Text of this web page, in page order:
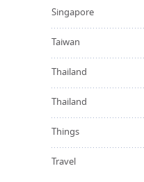
Singapore
Taiwan
Thailand
Thailand
Things
Travel